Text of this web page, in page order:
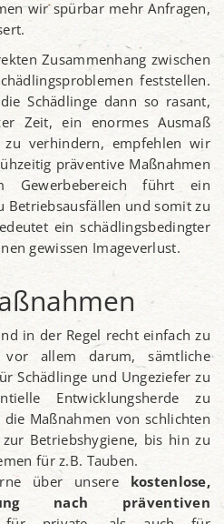
wir spürbar mehr Anfragen,
Zusammenhang zwischen
feststellen.
Schädlinge dann so rasant,
Zeit, ein enormes Ausmaß
verhindern, empfehlen wir
präventive Maßnahmen
führt ein
Betriebsausfällen und somit zu
ein schädlingsbedingter
gewissen Imageverlust.
in der Regel recht einfach zu
allem darum, sämtliche
Schädlinge und Ungeziefer zu
Entwicklungsherde zu
Maßnahmen von schlichten
Betriebshygiene, bis hin zu
für z.B. Tauben.
über unsere kostenlose,
nach präventiven